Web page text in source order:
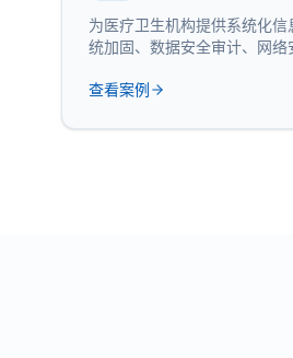
为医疗卫生机构提供系统化
统加固、数据安全审计、网络
查看案例